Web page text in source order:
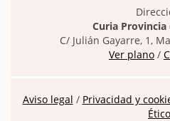
Curia Provincia
C/ Julián Gayarre, 1,
Ver plano /
Aviso legal / Privacidad y
Ético